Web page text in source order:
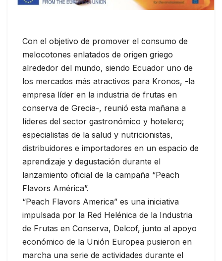
Con el objetivo de promover el consumo de
melocotones enlatados de origen griego
alrededor del mundo, siendo Ecuador uno de
los mercados más atractivos para Kronos, -la
empresa líder en la industria de frutas en
conserva de Grecia-, reunió esta mañana a
líderes del sector gastronómico y hotelero;
especialistas de la salud y nutricionistas,
distribuidores e importadores en un espacio de
aprendizaje y degustación durante el
lanzamiento oficial de la campaña “Peach
Flavors América”.
“Peach Flavors America” es una iniciativa
impulsada por la Red Helénica de la Industria
de Frutas en Conserva, Delcof, junto al apoyo
económico de la Unión Europea pusieron en
marcha una serie de actividades durante el